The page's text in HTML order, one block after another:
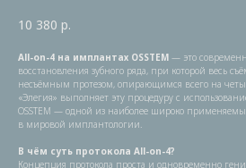
10 380 р.
All-on-4 на имплантах OSSTEM — это
восстановления зубного ряда, при которой весь
несъёмным протезом, опирающимся всего на
«Элегия» выполняет эту процедуру с
OSSTEM — одной из наиболее широко
в мировой имплантологии.
В чём суть протокола All-on-4?
Концепция протокола проста и одновременно